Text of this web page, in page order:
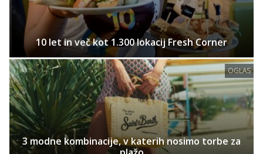
10 let in več kot 1.300 lokacij Fresh Corner
OGLAS
3 modne kombinacije, v katerih nosimo torbe za